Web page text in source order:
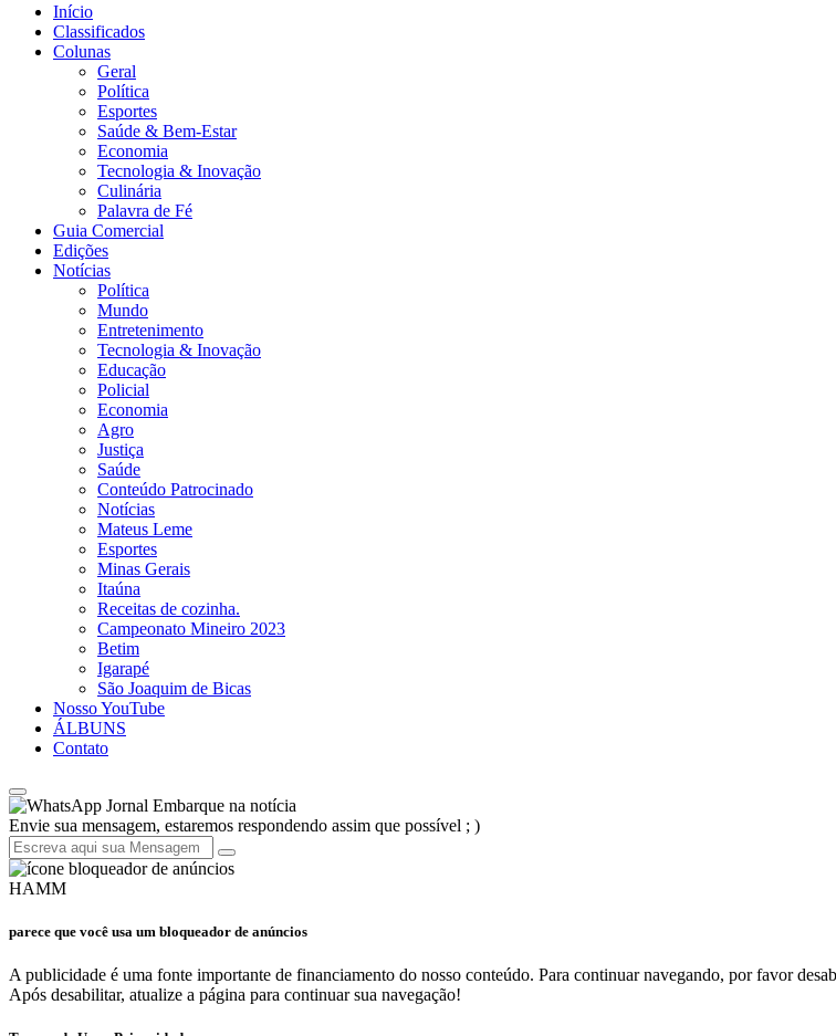
Início
Classificados
Colunas
Geral
Política
Esportes
Saúde & Bem-Estar
Economia
Tecnologia & Inovação
Culinária
Palavra de Fé
Guia Comercial
Edições
Notícias
Política
Mundo
Entretenimento
Tecnologia & Inovação
Educação
Policial
Economia
Agro
Justiça
Saúde
Conteúdo Patrocinado
Notícias
Mateus Leme
Esportes
Minas Gerais
Itaúna
Receitas de cozinha.
Campeonato Mineiro 2023
Betim
Igarapé
São Joaquim de Bicas
Nosso YouTube
ÁLBUNS
Contato
Jornal Embarque na notícia
Envie sua mensagem, estaremos respondendo assim que possível ; )
HAMM
parece que você usa um bloqueador de anúncios
A publicidade é uma fonte importante de financiamento do nosso conteúdo. Para continuar navegando, por favor
Após desabilitar, atualize a página para continuar sua navegação!